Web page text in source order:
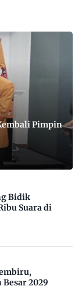
Pimpin
Bidik
Suara di
2029